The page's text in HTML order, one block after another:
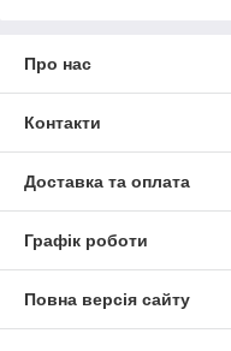
Про нас
Контакти
Доставка та оплата
Графік роботи
Повна версія сайту